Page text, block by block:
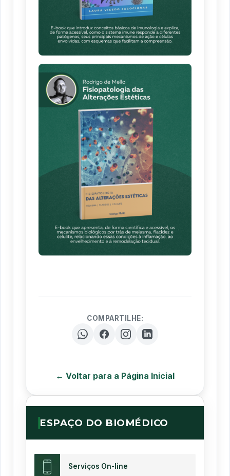
COMPARTILHE:
← Voltar para a Página Inicial
ESPAÇO DO BIOMÉDICO
Serviços On-line